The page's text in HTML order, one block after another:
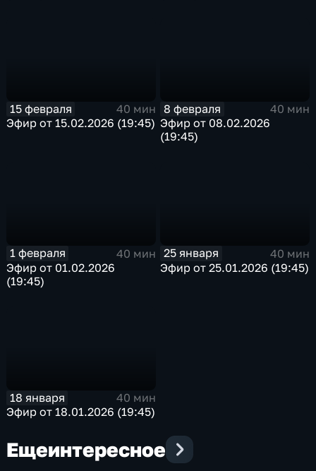
15 февраля
40 мин
Эфир от 15.02.2026 (19:45)
8 февраля
40 мин
Эфир от 08.02.2026
(19:45)
1 февраля
40 мин
Эфир от 01.02.2026
(19:45)
25 января
40 мин
Эфир от 25.01.2026 (19:45)
18 января
40 мин
Эфир от 18.01.2026 (19:45)
Ещеинтересное